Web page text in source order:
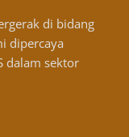
di bidang
dipercaya
dalam sektor